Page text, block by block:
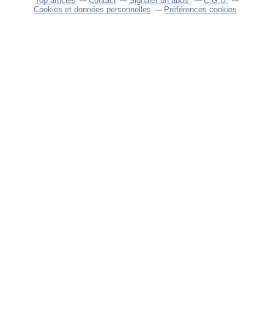
Cookies et données personnelles
Préférences cookies